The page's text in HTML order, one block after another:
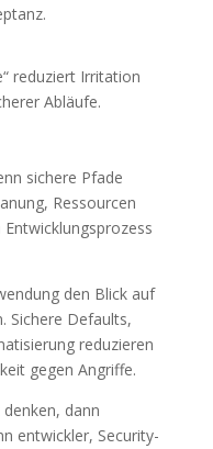
reduziert Irritation
Abläufe.
sichere Pfade
Ressourcen
den Blick auf
Sichere Defaults,
reduzieren
gegen Angriffe.
dann
entwickler, Security-